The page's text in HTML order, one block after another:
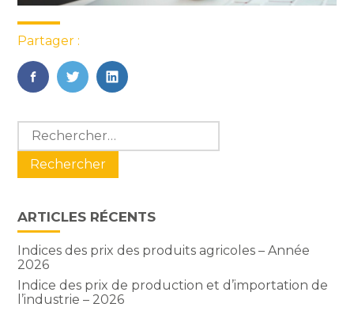
Partager :
FaceBook
TwitterLinkedIn
Blog
sidebar
Rechercher :
ARTICLES RÉCENTS
Indices des prix des produits agricoles – Année
2026
Indice des prix de production et d’importation de
l’industrie – 2026